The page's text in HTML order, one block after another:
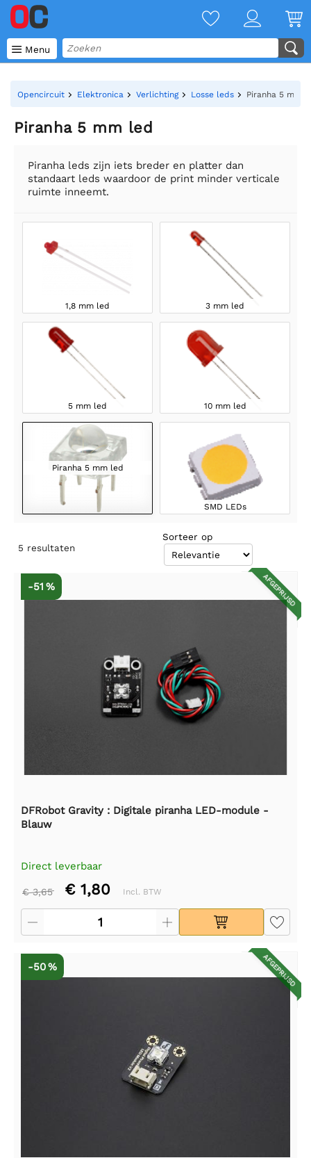
 Menu
Opencircuit Elektronica Verlichting Losse leds Piranha 5 mm
Piranha 5 mm led
Piranha leds zijn iets breder en platter dan
standaart leds waardoor de print minder verticale
ruimte inneemt.
1,8 mm led 3 mm led
5 mm led 10 mm led
Piranha 5 mm led
SMD LEDs
5 resultaten
Sorteer op
AFGEPRIJSD
-51 %
DFRobot Gravity : Digitale piranha LED-module -
Blauw
Direct leverbaar
€ 3,65 € 1,80 Incl. BTW
AFGEPRIJSD
-50 %